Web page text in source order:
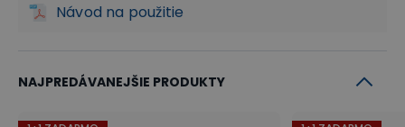
Návod na použitie
NAJPREDÁVANEJŠIE PRODUKTY